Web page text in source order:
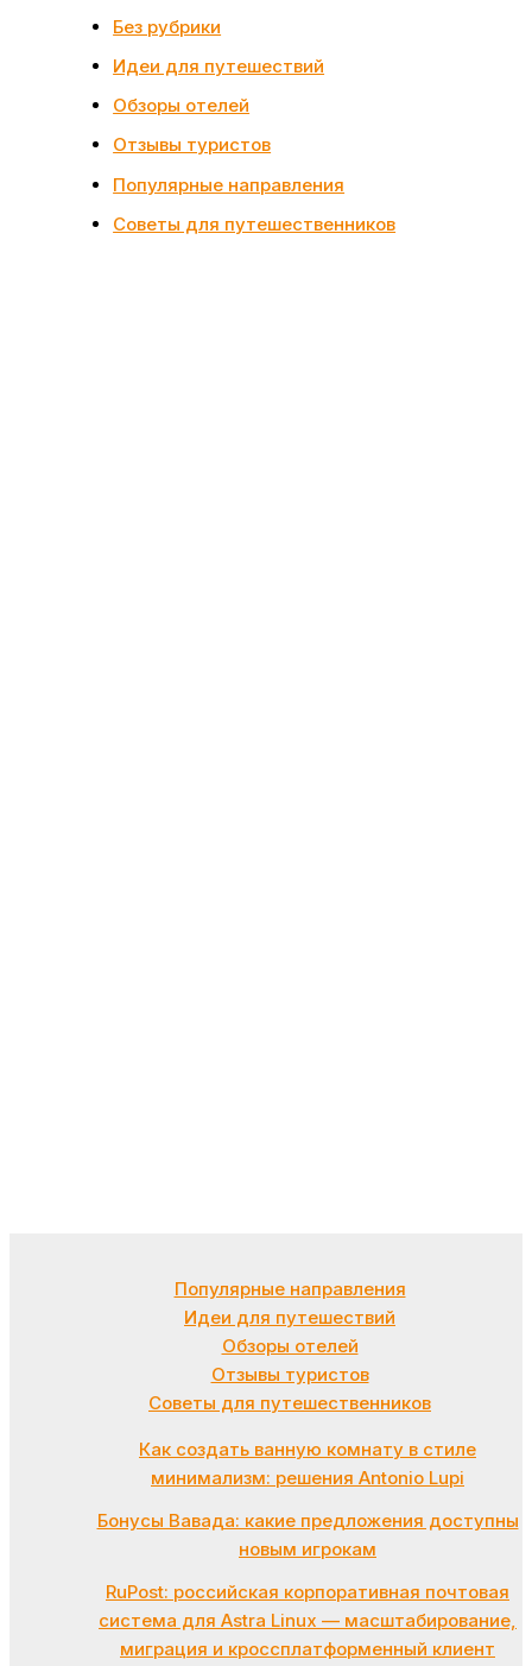
Без рубрики
Идеи для путешествий
Обзоры отелей
Отзывы туристов
Популярные направления
Советы для путешественников
Популярные направления
Идеи для путешествий
Обзоры отелей
Отзывы туристов
Советы для путешественников
Как создать ванную комнату в стиле
минимализм: решения Antonio Lupi
Бонусы Вавада: какие предложения доступны
новым игрокам
RuPost: российская корпоративная почтовая
система для Astra Linux — масштабирование,
миграция и кроссплатформенный клиент